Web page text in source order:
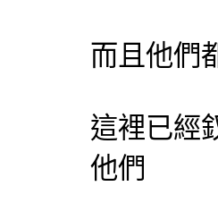
而且他們
這裡已經
他們